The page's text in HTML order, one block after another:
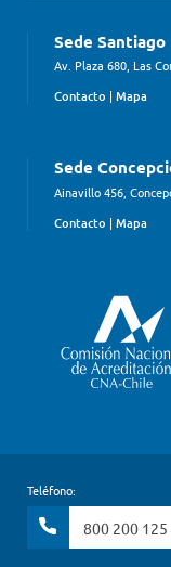
Sede Santiago
Av. Plaza 680, Las
Contacto | Mapa
Sede
Ainavillo 456,
Contacto | Mapa
Teléfono:
800 200 125